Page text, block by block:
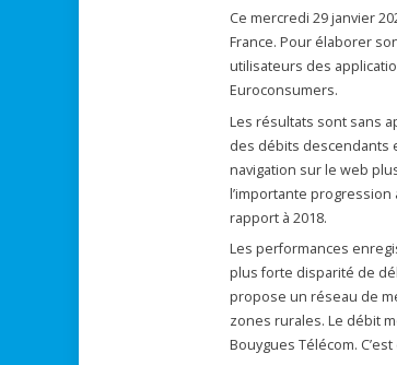
Ce mercredi 29 janvier
France. Pour élaborer
utilisateurs des
Euroconsumers.
Les résultats sont sans
des débits descendants
navigation sur le web
l’importante progression
rapport à 2018.
Les performances
plus forte disparité de
propose un réseau de
zones rurales. Le débit
Bouygues Télécom.